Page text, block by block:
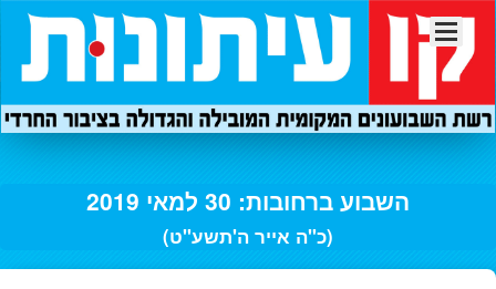
השבוע ברחובות: 30 למאי 2019
(כ"ה אייר ה'תשע"ט)